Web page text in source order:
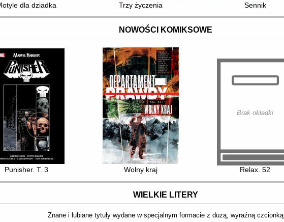
dla dziadka Trzy życzenia Sennik
NOWOŚCI KOMIKSOWE
Punisher. T. 3 Wolny kraj
Brak okładki
Relax. 52
WIELKIE LITERY
Znane i lubiane tytuły wydane w specjalnym formacie z dużą, wyraźną czcionką